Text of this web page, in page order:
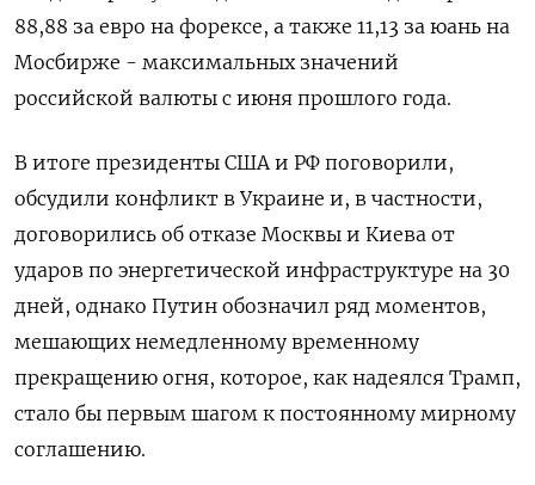
88,88 за евро на форексе, а также 11,13 за юань на
Мосбирже - максимальных значений
российской валюты с июня прошлого года.
В итоге президенты США и РФ поговорили,
обсудили конфликт в Украине и, в частности,
договорились об отказе Москвы и Киева от
ударов по энергетической инфраструктуре на 30
дней, однако Путин обозначил ряд моментов,
мешающих немедленному временному
прекращению огня, которое, как надеялся Трамп,
стало бы первым шагом к постоянному мирному
соглашению.